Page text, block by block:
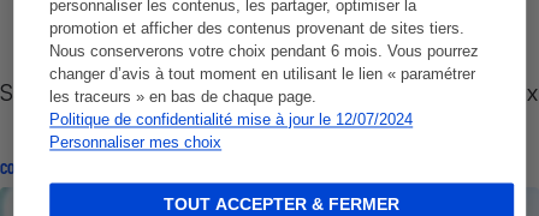
personnaliser les contenus, les partager, optimiser la
promotion et afficher des contenus provenant de sites tiers.
Nous conserverons votre choix pendant 6 mois. Vous pourrez
changer d’avis à tout moment en utilisant le lien « paramétrer
les traceurs » en bas de chaque page.
Politique de confidentialité mise à jour le 12/07/2024
Personnaliser mes choix
TOUT ACCEPTER & FERMER
Santé visuelle - Que faire pour préserver ses yeux
CONSEILS